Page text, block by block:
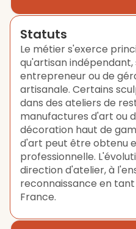
Statuts
Le métier s'exerce
qu'artisan
entrepreneur ou de
artisanale. Certains
dans des ateliers de
manufactures d'art ou
décoration haut de
d'art peut être obtenu
professionnelle.
direction d'atelier, à
reconnaissance en
France.